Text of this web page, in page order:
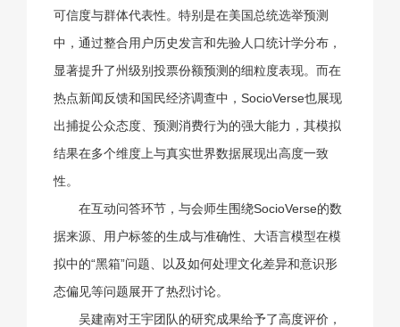
可信度与群体代表性。特别是在美国总统选举预测
中，通过整合用户历史发言和先验人口统计学分布，
显著提升了州级别投票份额预测的细粒度表现。而在
热点新闻反馈和国民经济调查中，SocioVerse也展现
出捕捉公众态度、预测消费行为的强大能力，其模拟
结果在多个维度上与真实世界数据展现出高度一致
性。
在互动问答环节，与会师生围绕SocioVerse的数
据来源、用户标签的生成与准确性、大语言模型在模
拟中的“黑箱”问题、以及如何处理文化差异和意识形
态偏见等问题展开了热烈讨论。
吴建南对王宇团队的研究成果给予了高度评价，